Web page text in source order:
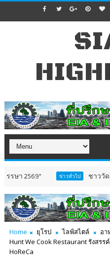
ข่าวทั่วไป ชาววัดสุวรรณ ชล
Home ยุโรป ไลฟ์สไตล์ อา
Hunt We Cook Restaurant รังสร
HoReCa